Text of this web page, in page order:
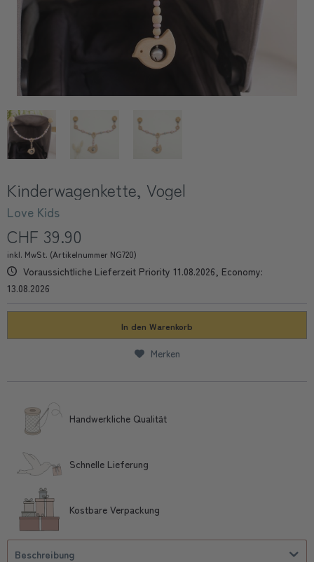
Kinderwagenkette, Vogel
Love Kids
CHF 39.90
inkl. MwSt. (Artikelnummer NG720)
Voraussichtliche Lieferzeit Priority 11.08.2026, Economy:
13.08.2026
In den Warenkorb
Merken
Handwerkliche Qualität
Schnelle Lieferung
Kostbare Verpackung
Beschreibung